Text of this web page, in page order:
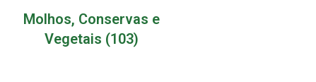
Molhos, Conservas e
Vegetais (103)